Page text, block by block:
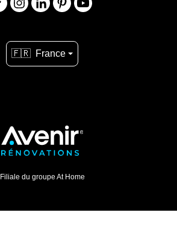
🇫🇷 France
Filiale du groupe At Home